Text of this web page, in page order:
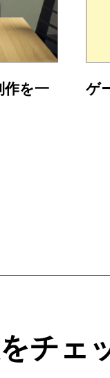
作を一
ゲ
チェ